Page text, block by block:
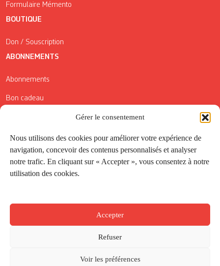
Gérer le consentement
Nous utilisons des cookies pour améliorer votre expérience de
navigation, concevoir des contenus personnalisés et analyser
notre trafic. En cliquant sur « Accepter », vous consentez à notre
utilisation des cookies.
Accepter
Refuser
Voir les préférences
Formulaire Mémento
BOUTIQUE
Don / Souscription
ABONNEMENTS
Abonnements
Bon cadeau
Conditions générales de vente
Réductions de la Carte Côté Courrier
Application